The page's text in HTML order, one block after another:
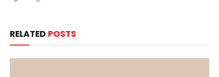
RELATED POSTS